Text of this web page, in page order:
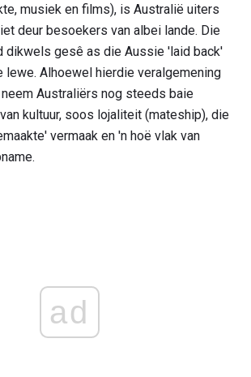
musiek en films), is Australië uiters
deur besoekers van albei lande. Die
dikwels gesê as die Aussie 'laid back'
lewe. Alhoewel hierdie veralgemening
Australiërs nog steeds baie
kultuur, soos lojaliteit (mateship), die
vermaak en 'n hoë vlak van
ad